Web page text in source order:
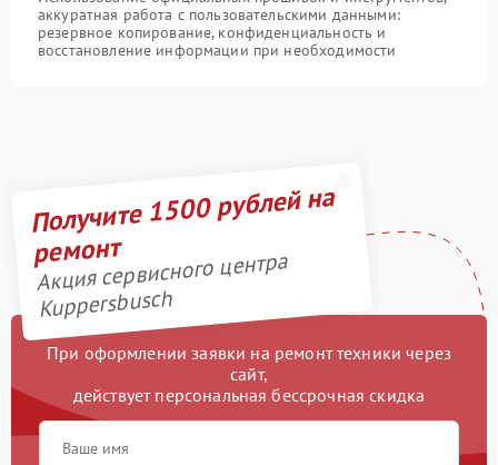
аккуратная работа с пользовательскими данными:
резервное копирование, конфиденциальность и
восстановление информации при необходимости
Получите 1500 рублей на
ремонт
Акция сервисного центра
Kuppersbusch
При оформлении заявки на ремонт техники через
сайт,
действует персональная бессрочная скидка